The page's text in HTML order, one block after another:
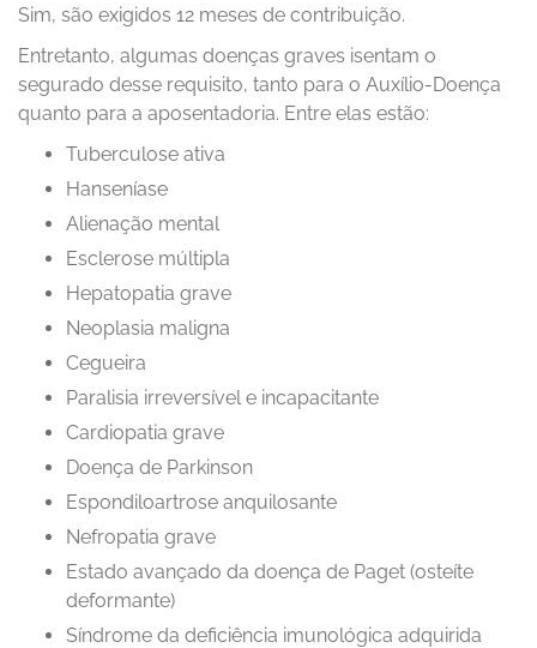
Sim, são exigidos 12 meses de contribuição.
Entretanto, algumas doenças graves isentam o
segurado desse requisito, tanto para o Auxílio-Doença
quanto para a aposentadoria. Entre elas estão:
Tuberculose ativa
Hanseníase
Alienação mental
Esclerose múltipla
Hepatopatia grave
Neoplasia maligna
Cegueira
Paralisia irreversível e incapacitante
Cardiopatia grave
Doença de Parkinson
Espondiloartrose anquilosante
Nefropatia grave
Estado avançado da doença de Paget (osteíte
deformante)
Síndrome da deficiência imunológica adquirida